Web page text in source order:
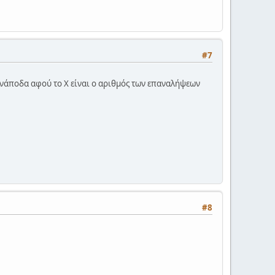
#7
αφού το Χ είναι ο αριθμός των επαναλήψεων
#8